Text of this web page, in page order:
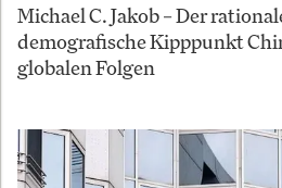
Michael C. Jakob – Der
demografische Kipppunkt
globalen Folgen